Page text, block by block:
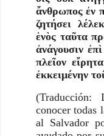
ἄνθρωπος ἐν
ζητήσει
ἑνὸς ταῦτα
ἀνάγουσιν
πλεῖον
ἐκκειμένην
conocer todas
al Salvador